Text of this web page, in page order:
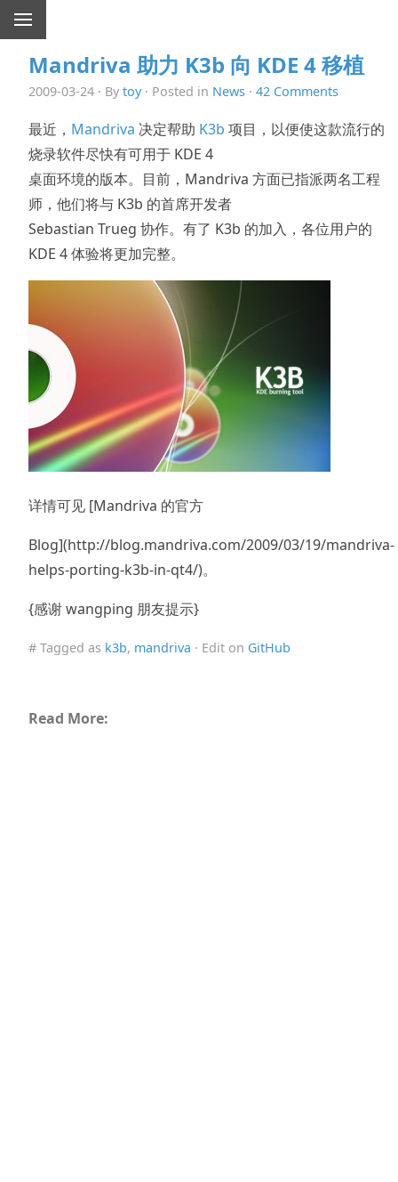
Mandriva 助力 K3b 向 KDE 4 移植
2009-03-24 · By toy· Posted in News · 42 Comments
最近， Mandriva 决定帮助 K3b 项目，以便使这款流行的
烧录软件尽快有可用于 KDE 4
桌面环境的版本。目前，Mandriva 方面已指派两名工程
师，他们将与 K3b 的首席开发者
Sebastian Trueg 协作。有了 K3b 的加入，各位用户的
KDE 4 体验将更加完整。
详情可见 [Mandriva 的官方
Blog](http://blog.mandriva.com/2009/03/19/mandriva-
helps-porting-k3b-in-qt4/)。
{感谢 wangping 朋友提示}
# Tagged as k3b, mandriva · Edit on GitHub
Read More: